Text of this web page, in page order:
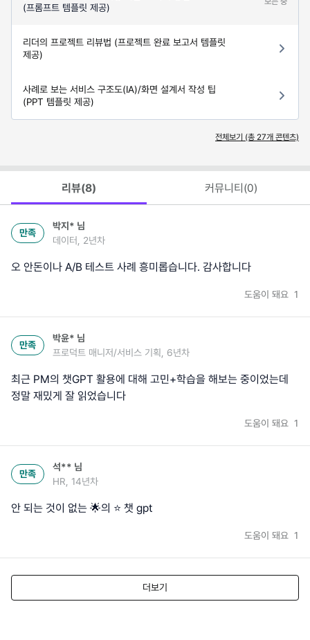
(프롬프트 템플릿 제공)
리더의 프로젝트 리뷰법 (프로젝트 완료 보고서 템플릿
제공)
사례로 보는 서비스 구조도(IA)/화면 설계서 작성 팁
(PPT 템플릿 제공)
전체보기 (총 27개 콘텐츠)
리뷰(8) 커뮤니티(0)
만족
박지* 님
데이터, 2년차
오 안돈이나 A/B 테스트 사례 흥미롭습니다. 감사합니다
도움이 돼요 1
만족
박윤* 님
프로덕트 매니저/서비스 기획, 6년차
최근 PM의 챗GPT 활용에 대해 고민+학습을 해보는 중이었는데
정말 재밌게 잘 읽었습니다
도움이 돼요 1
만족
석** 님
HR, 14년차
안 되는 것이 없는 🌟의 ⭐️ 챗 gpt
도움이 돼요 1
더보기